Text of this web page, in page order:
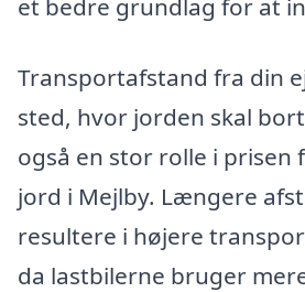
et bedre grundlag for at
Transportafstand fra din
sted, hvor jorden skal
også en stor rolle i
jord i Mejlby. Længere
resultere i højere
da lastbilerne bruger